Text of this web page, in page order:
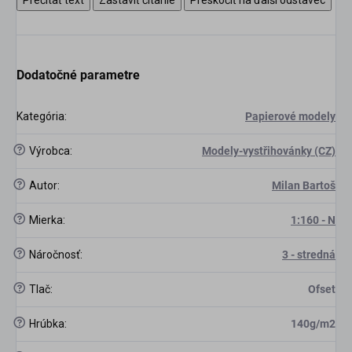
Dodatočné parametre
Kategória: Papierové modely
? Výrobca: Modely-vystřihovánky (CZ)
? Autor: Milan Bartoš
? Mierka: 1:160 - N
? Náročnosť: 3 - stredná
? Tlač: Ofset
? Hrúbka: 140g/m2